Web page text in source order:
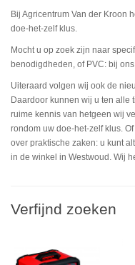
Bij Agricentrum Van der Kroon
doe-het-zelf klus.
Mocht u op zoek zijn naar
benodigdheden, of PVC: bij
Uiteraard volgen wij ook de
Daardoor kunnen wij u ten alle
ruime kennis van hetgeen wij
rondom uw doe-het-zelf klus.
over praktische zaken: u kunt
in de winkel in Westwoud. Wij
Verfijnd zoeken